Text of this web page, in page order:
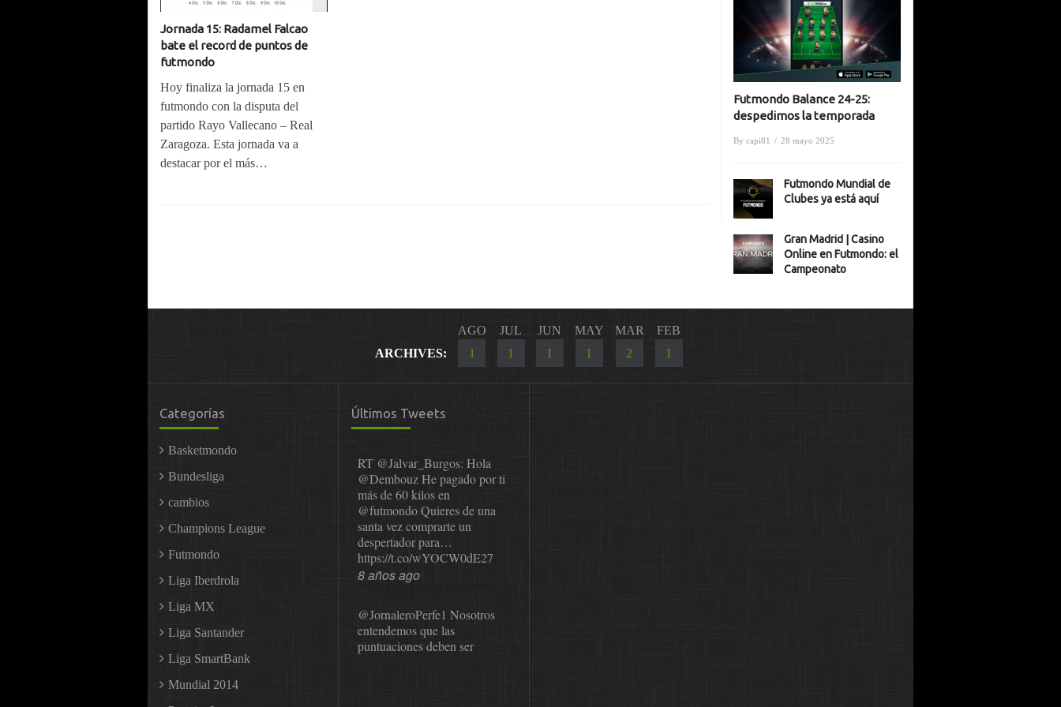
Jornada 15: Radamel Falcao
bate el record de puntos de
futmondo
Hoy finaliza la jornada 15 en
futmondo con la disputa del
partido Rayo Vallecano – Real
Zaragoza. Esta jornada va a
destacar por el más…
Futmondo Balance 24-25:
despedimos la temporada
By capi81 / 28 mayo 2025
Futmondo Mundial de
Clubes ya está aquí
Gran Madrid | Casino
Online en Futmondo: el
Campeonato
ARCHIVES:
AGO
1
JUL
1
JUN
1
MAY
1
MAR
2
FEB
1
Categorías
Basketmondo
Bundesliga
cambios
Champions League
Futmondo
Liga Iberdrola
Liga MX
Liga Santander
Liga SmartBank
Mundial 2014
Últimos Tweets
RT @Jalvar_Burgos: Hola
@DembouzHe pagado por ti
más de 60 kilos en
@futmondoQuieres de una
santa vez comprarte un
despertador para…
https://t.co/wYOCW0dE27
8 años ago
@JornaleroPerfe1 Nosotros
entendemos que las
puntuaciones deben ser